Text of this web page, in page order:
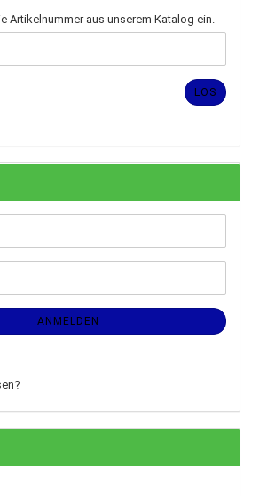
Artikelnummer aus unserem Katalog ein.
LOS
ANMELDEN